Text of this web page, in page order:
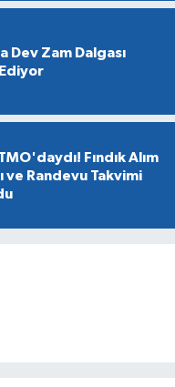
Dev Zam Dalgası
Fındık Alım
ve Randevu Takvimi